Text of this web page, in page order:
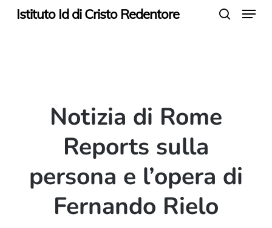
SkipIstituto Id di Cristo Redentore Menu
Notizia di Rome
Reports sulla
persona e l’opera di
Fernando Rielo